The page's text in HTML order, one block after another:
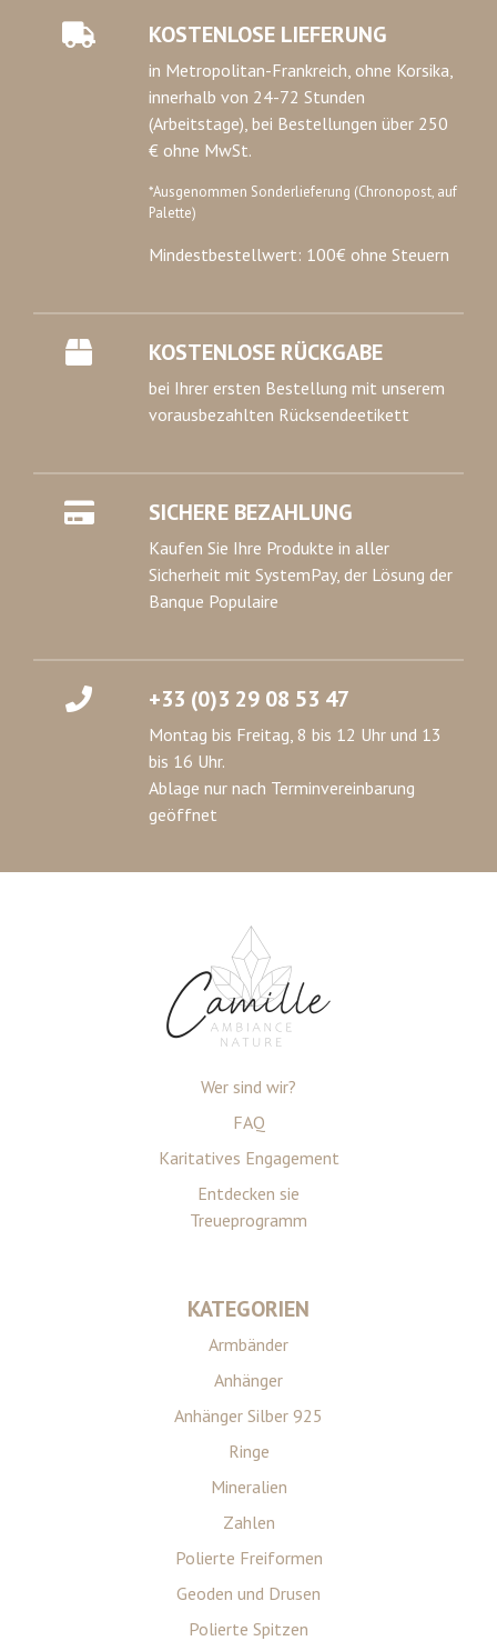
KOSTENLOSE LIEFERUNG
in Metropolitan-Frankreich, ohne Korsika,
innerhalb von 24-72 Stunden
(Arbeitstage), bei Bestellungen über 250
€ ohne MwSt.
*Ausgenommen Sonderlieferung (Chronopost, auf
Palette)
Mindestbestellwert: 100€ ohne Steuern
KOSTENLOSE RÜCKGABE
bei Ihrer ersten Bestellung mit unserem
vorausbezahlten Rücksendeetikett
SICHERE BEZAHLUNG
Kaufen Sie Ihre Produkte in aller
Sicherheit mit SystemPay, der Lösung der
Banque Populaire
+33 (0)3 29 08 53 47
Montag bis Freitag, 8 bis 12 Uhr und 13
bis 16 Uhr.
Ablage nur nach Terminvereinbarung
geöffnet
Wer sind wir?
FAQ
Karitatives Engagement
Entdecken sie
Treueprogramm
KATEGORIEN
Armbänder
Anhänger
Anhänger Silber 925
Ringe
Mineralien
Zahlen
Polierte Freiformen
Geoden und Drusen
Polierte Spitzen